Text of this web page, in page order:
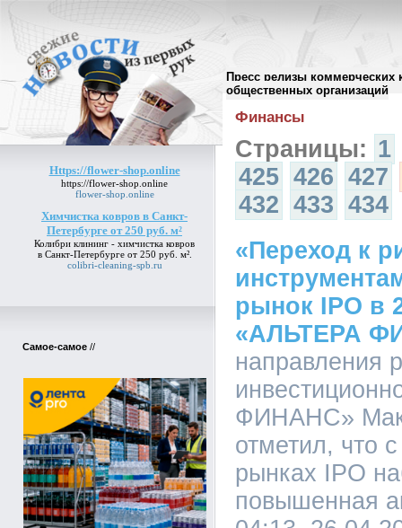
Пресс релизы коммерческих
общественных организаций
Https://flower-shop.online
https://flower-shop.online
flower-shop.online
Химчистка ковров в Санкт-
Петербурге от 250 руб. м²
Колибри клининг - химчистка ковров
в Санкт-Петербурге от 250 руб. м².
colibri-cleaning-spb.ru
Самое-самое //
Архив пресс-релизов//
Финансы
Страницы: 1
425 426 427
432 433 434
«Переход к
рынок IPO в
«АЛЬТЕРА
направления
ФИНАНС»
отметил, что
рынках IPO
повышенная